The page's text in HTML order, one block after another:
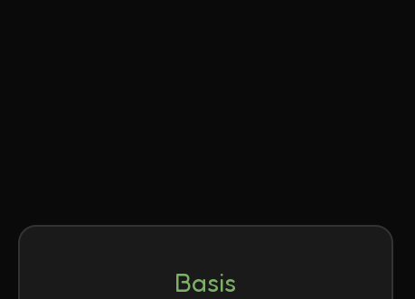
Basis